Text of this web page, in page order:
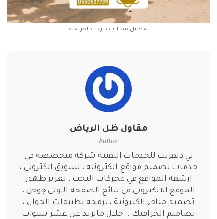
تفصيل مظلات خارجية القريعية
مقاول ظل الرياض
Author
بي ديفرنت للخدمات التقنية شركة متخصصة في
خدمات تصميم مواقع الكترونية ، تسويق الكتروني ،
ارشفة المواقع في محركات البحث ، تعزيز ظهور
الموقع الالكتروني في نتائج الصفحة الأولى جوجل ،
تصميم متاجر الكترونية ، برمجة تطبيقات الجوال ،
تصاميم الجرافيك .. خلال مايزيد عن عشر سنوات